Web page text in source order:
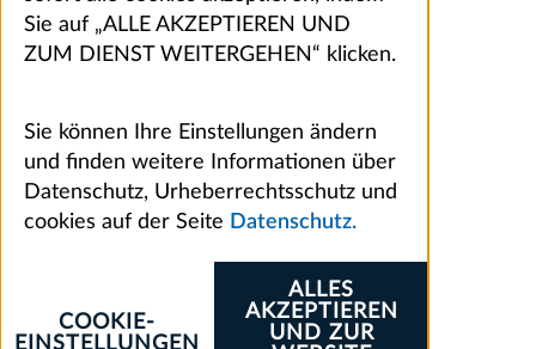
Sie auf „ALLE AKZEPTIEREN UND
ZUM DIENST WEITERGEHEN“ klicken.
Sie können Ihre Einstellungen ändern
und finden weitere Informationen über
Datenschutz, Urheberrechtsschutz und
cookies auf der Seite Datenschutz.
ALLES
AKZEPTIEREN
UND ZUR
COOKIE-
EINSTELLUNGEN